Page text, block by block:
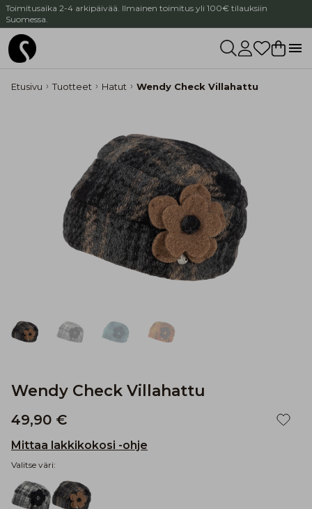
Toimitusaika 2-4 arkipäivää. Ilmainen toimitus yli 100€ tilauksiin
Suomessa.
Etusivu Tuotteet Hatut Wendy Check Villahattu
Wendy Check Villahattu
49,90 €
Mittaa lakkikokosi -ohje
Valitse väri: